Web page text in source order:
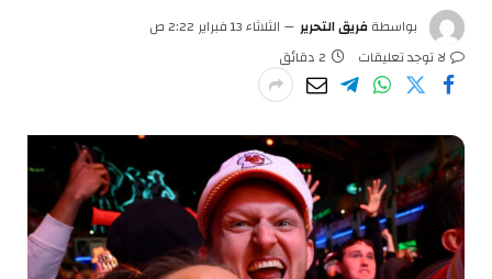
بواسطةفريق التحرير
الثلاثاء 13 فبراير 2:22 ص
لا توجد تعليقات
2 دقائق